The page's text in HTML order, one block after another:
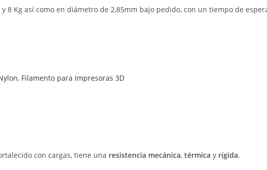
8 Kg así como en diámetro de 2,85mm bajo pedido, con un tiempo de
, Filamento para Impresoras 3D
con cargas, tiene una resistencia mecánica, térmica y rígida.